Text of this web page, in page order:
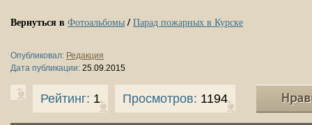
Вернуться в Фотоальбомы/ Парад пожарных в Курске
Опубликовал: Редакция
Дата публикации: 25.09.2015
Рейтинг: 1 Просмотров: 1194